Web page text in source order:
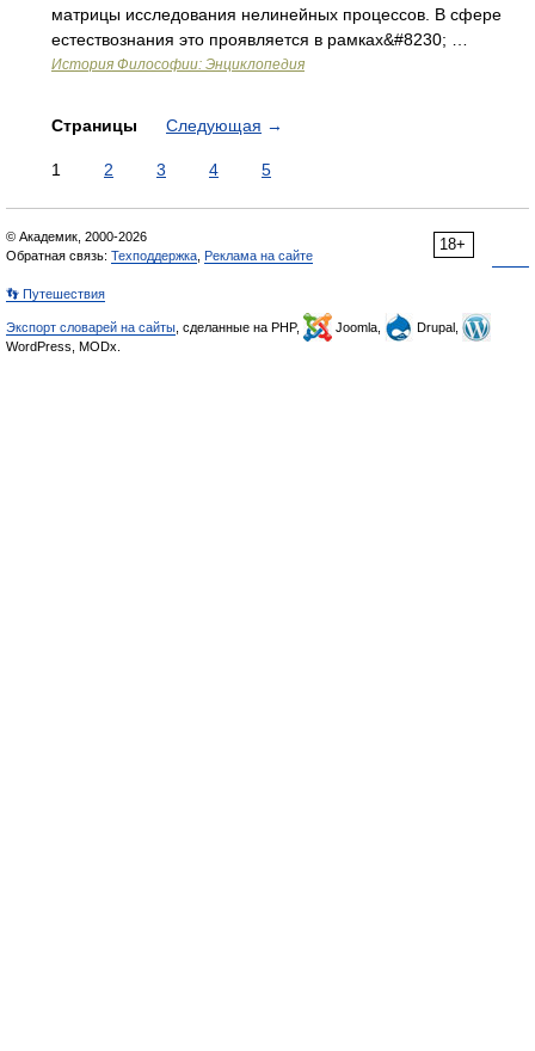
матрицы исследования нелинейных процессов. В сфере
естествознания это проявляется в рамках&#8230; …
История Философии: Энциклопедия
Страницы Следующая →
1 2 3 4 5
18+
© Академик, 2000-2026
Обратная связь: Техподдержка Реклама на сайте
👣 Путешествия
Экспорт словарей на сайты , сделанные на PHP, Joomla,
Drupal,
WordPress, MODx.